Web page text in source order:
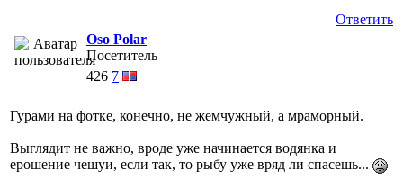
Ответить
Oso Polar
Посетитель
426 7
Гурами на фотке, конечно, не жемчужный, а мраморный.
Выглядит не важно, вроде уже начинается водянка и
ерошение чешуи, если так, то рыбу уже вряд ли спасешь...